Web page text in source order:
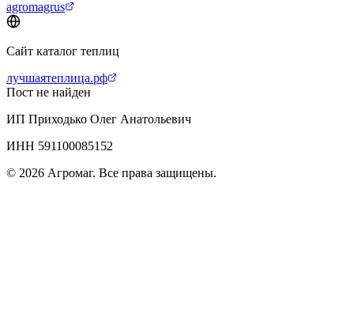
agromagrus
Сайт каталог теплиц
лучшаятеплица.рф
Пост не найден
ИП Приходько Олег Анатольевич
ИНН 591100085152
© 2026 Агромаг. Все права защищены.